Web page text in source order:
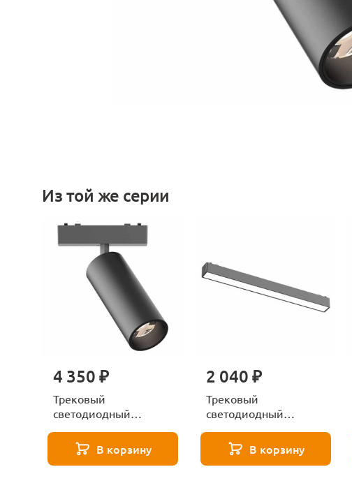
Из той же серии
4 350 ₽
Трековый
светодиодный
магнитного
шинопровода ST Luce
В корзину
2 040 ₽
Трековый
светодиодный
магнитного
шинопровода ST Luce
В корзину